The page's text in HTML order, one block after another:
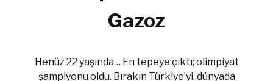
Gazoz
Henüz 22 yaşında… En tepeye çıktı; olimpiyat
şampiyonu oldu. Bırakın Türkiye’yi, dünyada